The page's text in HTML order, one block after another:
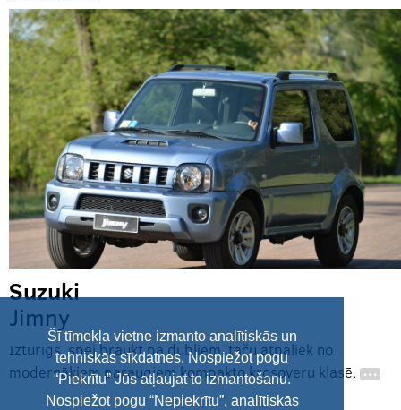
Šī tīmekļa vietne izmanto analītiskās un
tehniskās sīkdatnes. Nospiežot pogu
“Piekrītu” Jūs atļaujat to izmantošanu.
Nospiežot pogu “Nepiekrītu”, analītiskās
Suzuki
Jimny
Izturīgs, spēj braukt pa dubļiem, taču atpaliek no
modernākiem paraugiem kompakto krosoveru klasē. …